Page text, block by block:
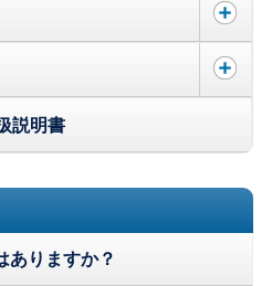
説明書
ありますか？